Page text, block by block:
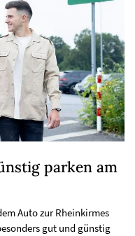
parken am
Auto zur Rheinkirmes
gut und günstig